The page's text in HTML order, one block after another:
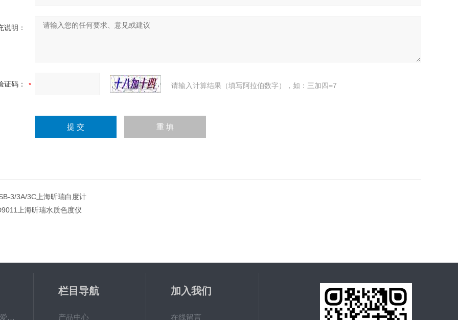
说明：
证码： 请输入计算结果（填写阿拉伯数字），如：三加四=7
3/3A/3C上海昕瑞白度计
上海昕瑞水质色度仪
PAL-Fish Tank日本爱拓 鱼塘盐度计 数显便携式折光仪
栏目导航
产品中心
加入我们
在线留言